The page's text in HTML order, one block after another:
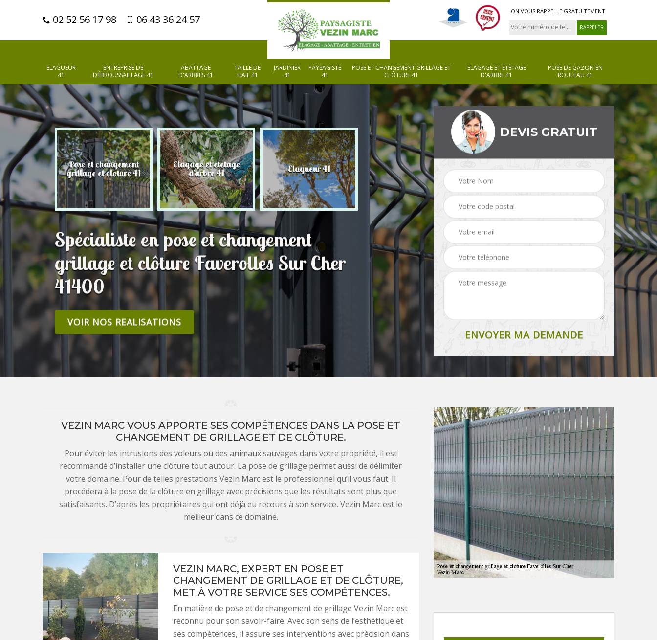
02 52 56 17 98 06 43 36 24 57
ON VOUS RAPPELLE GRATUITEMENT
ELAGUEUR
41
ENTREPRISE DE
DÉBROUSSAILLAGE 41
ABATTAGE
D'ARBRES 41
TAILLE DE
HAIE 41
JARDINIER
41
PAYSAGISTE
41
POSE ET CHANGEMENT GRILLAGE ET
CLÔTURE 41
ELAGAGE ET ÉTÊTAGE
D'ARBRE 41
POSE DE GAZON EN
ROULEAU 41
41 Pose et changement
grillage et cloture 41
Elagage et etetage
d'arbre 41 Elagueur 41 Paysagiste 41 rouleau 41 Taille de haie 41
Spécialiste en pose et changement
grillage et clôture Faverolles Sur Cher
41400
VOIR NOS REALISATIONS
DEVIS GRATUIT
VEZIN MARC VOUS APPORTE SES COMPÉTENCES DANS LA POSE ET
CHANGEMENT DE GRILLAGE ET DE CLÔTURE.
Pour éviter les intrusions des voleurs ou des animaux sauvages dans votre propriété, il est
recommandé d’installer une clôture tout autour. La pose de grillage permet aussi de délimiter
votre domaine. Pour de telles prestations Vezin Marc est le professionnel qu’il vous faut. Il
procédera à la pose de la clôture en grillage avec précisions que les résultats sont plus que
satisfaisants. D’après les propriétaires qui ont déjà eu recours à son service, Vezin Marc est le
meilleur dans ce domaine.
VEZIN MARC, EXPERT EN POSE ET
CHANGEMENT DE GRILLAGE ET DE CLÔTURE,
MET À VOTRE SERVICE SES COMPÉTENCES.
En matière de pose et de changement de grillage Vezin Marc est
reconnu pour son savoir-faire. Avec son sens de l’esthétique et
ses compétences, il assure ses interventions avec précision dans